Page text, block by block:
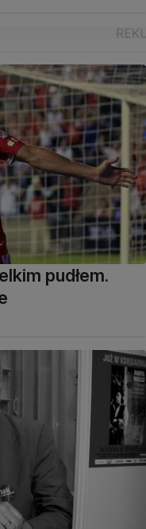
pudłem.